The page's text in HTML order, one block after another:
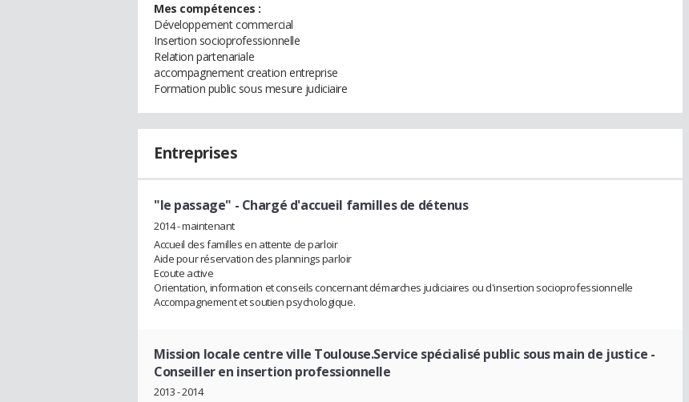
Mes compétences :
Développement commercial
Insertion socioprofessionnelle
Relation partenariale
accompagnement creation entreprise
Formation public sous mesure judiciaire
Entreprises
"le passage" - Chargé d'accueil familles de détenus
2014 - maintenant
Accueil des familles en attente de parloir
Aide pour réservation des plannings parloir
Ecoute active
Orientation, information et conseils concernant démarches judiciaires ou d'insertion socioprofessionnelle
Accompagnement et soutien psychologique.
Mission locale centre ville Toulouse.Service spécialisé public sous main de justice -
Conseiller en insertion professionnelle
2013 - 2014